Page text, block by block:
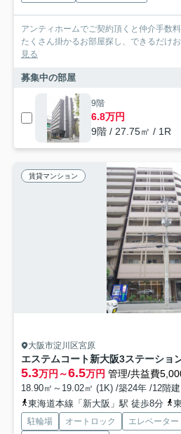
アンティホームでご契約頂くと仲介手数
たくさん掛かるお部屋探し、できるだけ
見る
募集中の部屋
9階
6.8万円
9階 / 27.75㎡ / 1R
賃貸マンション
大阪市淀川区宮原
5.3万円～6.5万円 管理/共益費
18.90㎡～19.02㎡ (1K) /築24年 /12階建
東海道本線「新大阪」駅 徒歩8分
駐輪場 オートロック エレベーター